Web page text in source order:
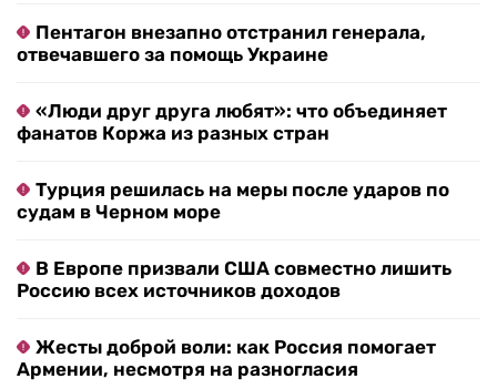
Пентагон внезапно отстранил генерала,
отвечавшего за помощь Украине
«Люди друг друга любят»: что объединяет
фанатов Коржа из разных стран
Турция решилась на меры после ударов по
судам в Черном море
В Европе призвали США совместно лишить
Россию всех источников доходов
Жесты доброй воли: как Россия помогает
Армении, несмотря на разногласия